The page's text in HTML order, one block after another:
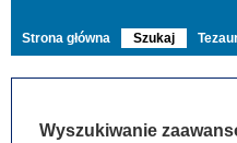
Strona główna Szukaj
Wyszukiwanie